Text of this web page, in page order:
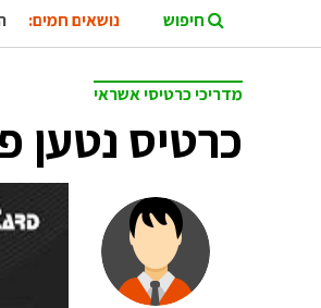
נושאים חמים:
מדריכי כרטיסי אשראי
כרטיס נטען